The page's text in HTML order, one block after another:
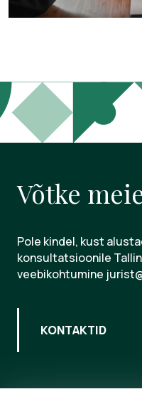
Võtke
Pole kindel, kust
konsultatsioonile
veebikohtumine
KONTAKTID